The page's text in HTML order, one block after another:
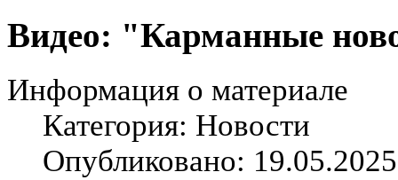
Видео: "Карманные
Информация о материале
Категория: Новости
Опубликовано: